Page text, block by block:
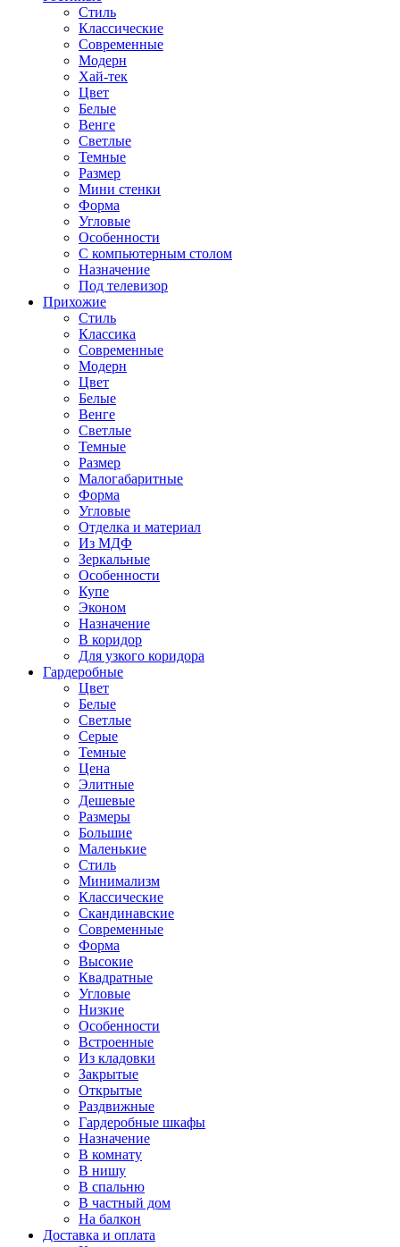
Стиль
Классические
Современные
Модерн
Хай-тек
Цвет
Белые
Венге
Светлые
Темные
Размер
Мини стенки
Форма
Угловые
Особенности
С компьютерным столом
Назначение
Под телевизор
Прихожие
Стиль
Классика
Современные
Модерн
Цвет
Белые
Венге
Светлые
Темные
Размер
Малогабаритные
Форма
Угловые
Отделка и материал
Из МДФ
Зеркальные
Особенности
Купе
Эконом
Назначение
В коридор
Для узкого коридора
Гардеробные
Цвет
Белые
Светлые
Серые
Темные
Цена
Элитные
Дешевые
Размеры
Большие
Маленькие
Стиль
Минимализм
Классические
Скандинавские
Современные
Форма
Высокие
Квадратные
Угловые
Низкие
Особенности
Встроенные
Из кладовки
Закрытые
Открытые
Раздвижные
Гардеробные шкафы
Назначение
В комнату
В нишу
В спальню
В частный дом
На балкон
Доставка и оплата